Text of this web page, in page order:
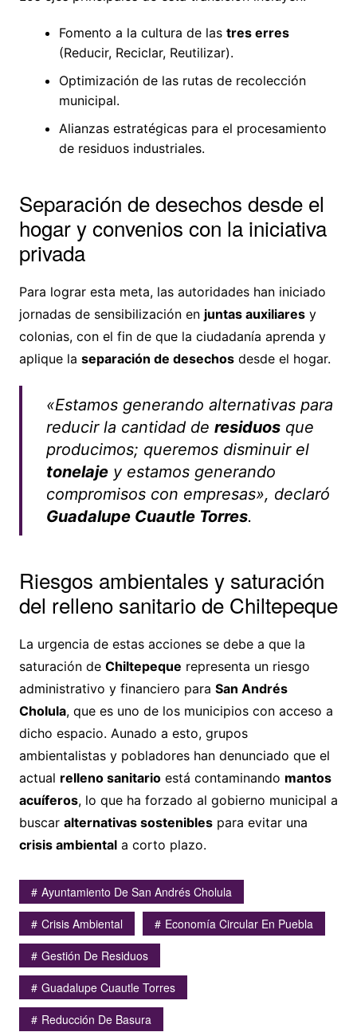
Fomento a la cultura de las tres erres
(Reducir, Reciclar, Reutilizar).
Optimización de las rutas de recolección
municipal.
Alianzas estratégicas para el procesamiento
de residuos industriales.
Separación de desechos desde el
hogar y convenios con la iniciativa
privada
Para lograr esta meta, las autoridades han iniciado
jornadas de sensibilización en juntas auxiliaresy
colonias, con el fin de que la ciudadanía aprenda y
aplique la separación de desechosdesde el hogar.
«Estamos generando alternativas para
reducir la cantidad de residuosque
producimos; queremos disminuir el
tonelajey estamos generando
compromisos con empresas», declaró
Guadalupe Cuautle Torres.
Riesgos ambientales y saturación
del relleno sanitario de Chiltepeque
La urgencia de estas acciones se debe a que la
saturación de Chiltepeque representa un riesgo
administrativo y financiero para San Andrés
Cholula, que es uno de los municipios con acceso a
dicho espacio. Aunado a esto, grupos
ambientalistas y pobladores han denunciado que el
actual relleno sanitarioestá contaminando mantos
acuíferos, lo que ha forzado al gobierno municipal a
buscar alternativas sosteniblespara evitar una
crisis ambientala corto plazo.
Ayuntamiento De San Andrés Cholula
Crisis Ambiental
Economía Circular En Puebla
Gestión De Residuos
Guadalupe Cuautle Torres
Reducción De Basura